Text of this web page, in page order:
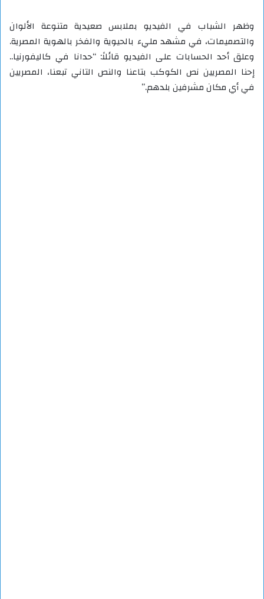
وظهر الشباب في الفيديو بملابس صعيدية متنوعة الألوان
والتصميمات، في مشهد مليء بالحيوية والفخر بالهوية المصرية.
وعلق أحد الحسابات على الفيديو قائلاً: “حدانا في كاليفورنيا..
إحنا المصريين نص الكوكب بتاعنا والنص التاني تبعنا، المصريين
في أي مكان مشرفين بلدهم.”